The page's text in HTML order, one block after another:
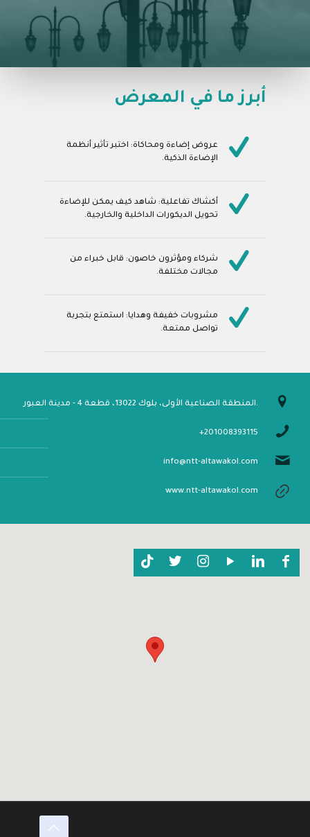
أبرز ما في المعرض
عروض إضاءة ومحاكاة: اختبر تأثير أنظمة
الإضاءة الذكية.
أكشاك تفاعلية: شاهد كيف يمكن للإضاءة
تحويل الديكورات الداخلية والخارجية.
شركاء ومؤثرون خاصون: قابل خبراء من
مجالات مختلفة.
مشروبات خفيفة وهدايا: استمتع بتجربة
تواصل ممتعة.
المنطقة الصناعية الأولى، بلوك 13022، قطعة 4 - مدينة العبور.
+201008393115
info@ntt-altawakol.com
www.ntt-altawakol.com